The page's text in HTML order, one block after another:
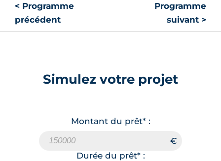
< Programme
précédent
Programme
suivant >
Simulez votre projet
Montant du prêt* :
Durée du prêt* :